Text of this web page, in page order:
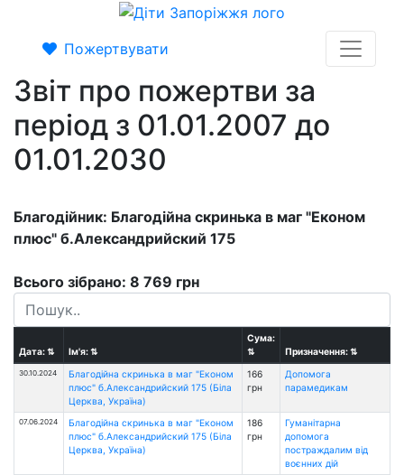
Пожертвувати
Звіт про пожертви за
період з 01.01.2007 до
01.01.2030
Благодійник: Благодійна скринька в маг "Економ
плюс" б.Александрийский 175
Всього зібрано: 8 769 грн
Дата:⇅ Ім'я:⇅
Сума:
⇅
Призначення:⇅
30.10.2024
Благодійна скринька в маг "Економ
плюс" б.Александрийский 175 (Біла
Церква, Україна)
166
грн
Допомога
парамедикам
07.06.2024
Благодійна скринька в маг "Економ
плюс" б.Александрийский 175 (Біла
Церква, Україна)
186
грн
Гуманітарна
допомога
постраждалим від
воєнних дій